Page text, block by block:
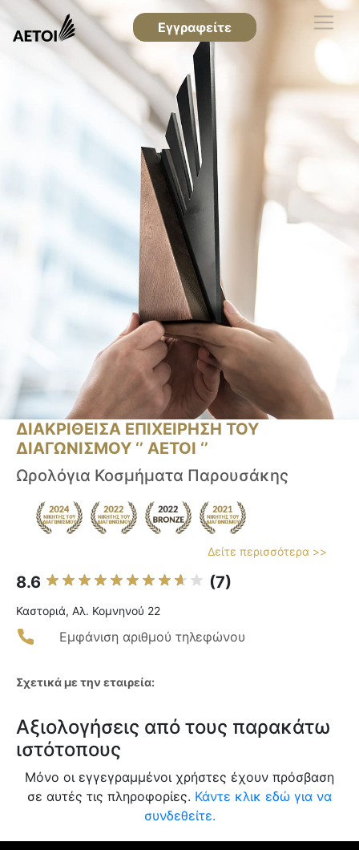
Εγγραφείτε
ΔΙΑΚΡΙΘΕΙΣΑ ΕΠΙΧΕΙΡΗΣΗ ΤΟΥ
ΔΙΑΓΩΝΙΣΜΟΥ ‘’ ΑΕΤΟΙ ‘’
Ωρολόγια Κοσμήματα Παρουσάκης
Δείτε περισσότερα >>
8.6 (7)
Καστοριά, Αλ. Κομνηνού 22
Εμφάνιση αριθμού τηλεφώνου
Σχετικά με την εταιρεία:
Αξιολογήσεις από τους παρακάτω
ιστότοπους
Μόνο οι εγγεγραμμένοι χρήστες έχουν πρόσβαση
σε αυτές τις πληροφορίες. Κάντε κλικ εδώ για να
συνδεθείτε.